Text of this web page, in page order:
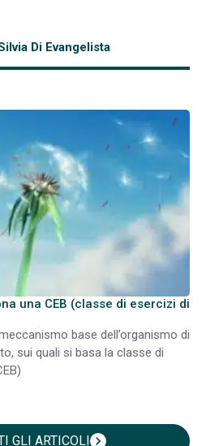
Di Evangelista
una CEB (classe di esercizi di
base dell’organismo di
sui quali si basa la classe di
GLI ARTICOLIchevron_right